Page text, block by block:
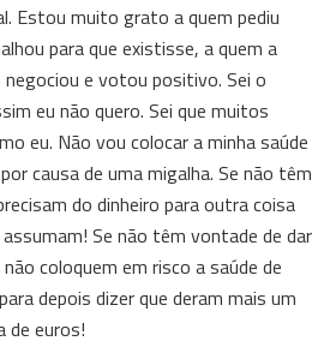
Estou muito grato a quem pediu
para que existisse, a quem a
e votou positivo. Sei o
eu não quero. Sei que muitos
eu. Não vou colocar a minha saúde
causa de uma migalha. Se não têm
do dinheiro para outra coisa
Se não têm vontade de dar
coloquem em risco a saúde de
depois dizer que deram mais um
de euros!